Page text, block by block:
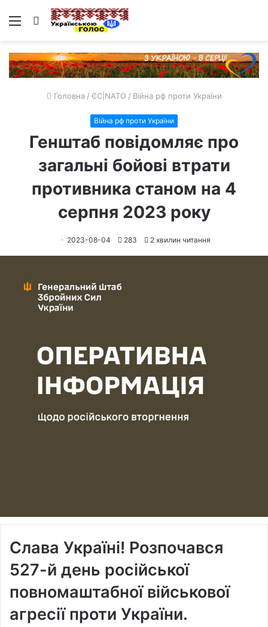
Меню Пошук
Головна / ЄС|NATO / Війна рф проти України
Війна рф проти України
Генштаб повідомляє про
загальні бойові втрати
противника станом на 4
серпня 2023 року
2023-08-04 283 2 хвилин читання
Слава Україні! Розпочався
527-й день російської
повномаштабної військової
агресії проти України.